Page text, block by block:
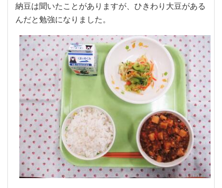
納豆は聞いたことがありますが、ひきわり大豆がある
んだと勉強になりました。